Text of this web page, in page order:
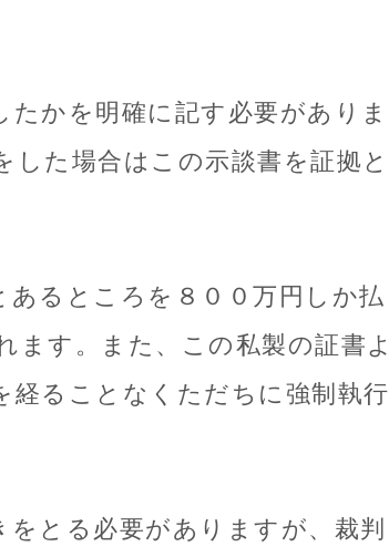
かを明確に記す必要がありま
た場合はこの示談書を証拠と
るところを８００万円しか払
ます。また、この私製の証書よ
経ることなくただちに強制執行
とる必要がありますが、裁判